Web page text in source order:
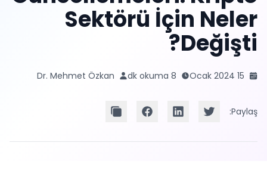
Sektörü İçin Neler
Değişti?
15 Ocak 2024
8 dk okuma
Dr. Mehmet Özkan
Paylaş: